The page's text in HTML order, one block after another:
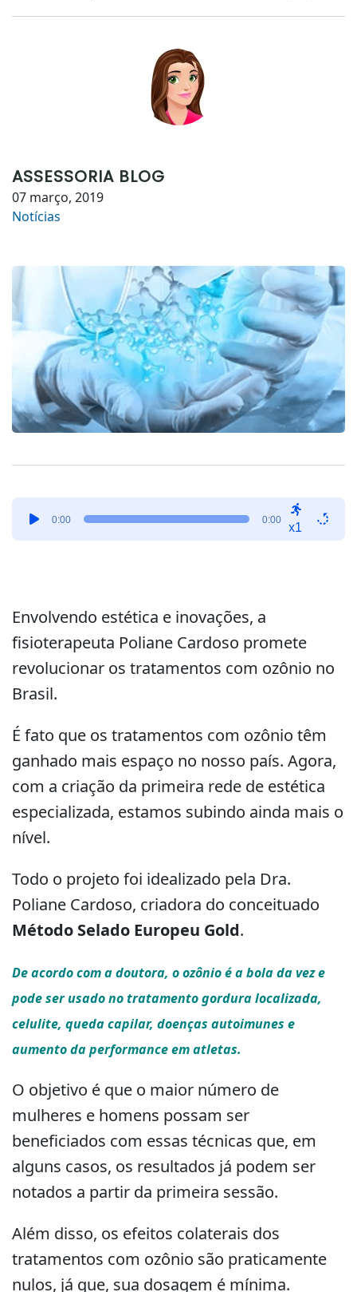
ASSESSORIA BLOG
07 março, 2019
Notícias
0:00 0:00
x1
Envolvendo estética e inovações, a
fisioterapeuta Poliane Cardoso promete
revolucionar os tratamentos com ozônio no
Brasil.
É fato que os tratamentos com ozônio têm
ganhado mais espaço no nosso país. Agora,
com a criação da primeira rede de estética
especializada, estamos subindo ainda mais o
nível.
Todo o projeto foi idealizado pela Dra.
Poliane Cardoso, criadora do conceituado
Método Selado Europeu Gold.
De acordo com a doutora, o ozônio é a bola da vez e
pode ser usado no tratamento gordura localizada,
celulite, queda capilar, doenças autoimunes e
aumento da performance em atletas.
O objetivo é que o maior número de
mulheres e homens possam ser
beneficiados com essas técnicas que, em
alguns casos, os resultados já podem ser
notados a partir da primeira sessão.
Além disso, os efeitos colaterais dos
tratamentos com ozônio são praticamente
nulos, já que, sua dosagem é mínima.